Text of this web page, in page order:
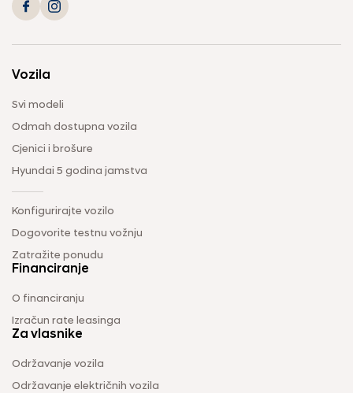
Vozila
Svi modeli
Odmah dostupna vozila
Cjenici i brošure
Hyundai 5 godina jamstva
Konfigurirajte vozilo
Dogovorite testnu vožnju
Zatražite ponudu
Financiranje
O financiranju
Izračun rate leasinga
Za vlasnike
Održavanje vozila
Održavanje električnih vozila